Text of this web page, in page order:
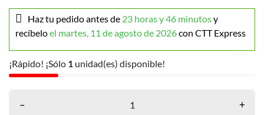
Haz tu pedido antes de 23 horas y 46 minutosy
recíbeloel martes, 11 de agosto de 2026con CTT Express
¡Rápido! ¡Sólo 1 unidad(es) disponible!
– +